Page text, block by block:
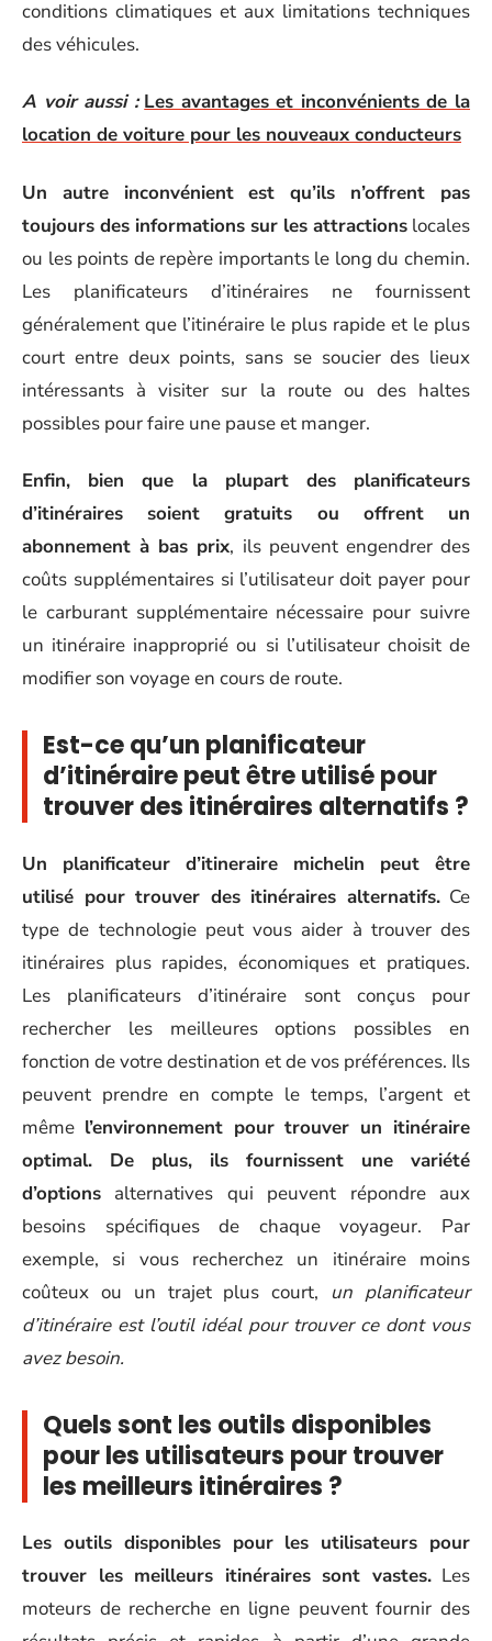
conditions climatiques et aux limitations techniques
des véhicules.
A voir aussi : Les avantages et inconvénients de la
location de voiture pour les nouveaux conducteurs
Un autre inconvénient est qu’ils n’offrent pas
toujours des informations sur les attractions locales
ou les points de repère importants le long du chemin.
Les planificateurs d’itinéraires ne fournissent
généralement que l’itinéraire le plus rapide et le plus
court entre deux points, sans se soucier des lieux
intéressants à visiter sur la route ou des haltes
possibles pour faire une pause et manger.
Enfin, bien que la plupart des planificateurs
d’itinéraires soient gratuits ou offrent un
abonnement à bas prix, ils peuvent engendrer des
coûts supplémentaires si l’utilisateur doit payer pour
le carburant supplémentaire nécessaire pour suivre
un itinéraire inapproprié ou si l’utilisateur choisit de
modifier son voyage en cours de route.
Est-ce qu’un planificateur
d’itinéraire peut être utilisé pour
trouver des itinéraires alternatifs ?
Un planificateur d’itineraire michelin peut être
utilisé pour trouver des itinéraires alternatifs.Ce
type de technologie peut vous aider à trouver des
itinéraires plus rapides, économiques et pratiques.
Les planificateurs d’itinéraire sont conçus pour
rechercher les meilleures options possibles en
fonction de votre destination et de vos préférences. Ils
peuvent prendre en compte le temps, l’argent et
même l’environnement pour trouver un itinéraire
optimal. De plus, ils fournissent une variété
d’options alternatives qui peuvent répondre aux
besoins spécifiques de chaque voyageur. Par
exemple, si vous recherchez un itinéraire moins
coûteux ou un trajet plus court, un planificateur
d’itinéraire est l’outil idéal pour trouver ce dont vous
avez besoin.
Quels sont les outils disponibles
pour les utilisateurs pour trouver
les meilleurs itinéraires ?
Les outils disponibles pour les utilisateurs pour
trouver les meilleurs itinéraires sont vastes.Les
moteurs de recherche en ligne peuvent fournir des